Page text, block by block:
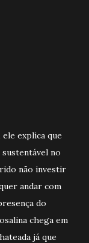
explica que
no
não investir
andar com
do
chega em
já que